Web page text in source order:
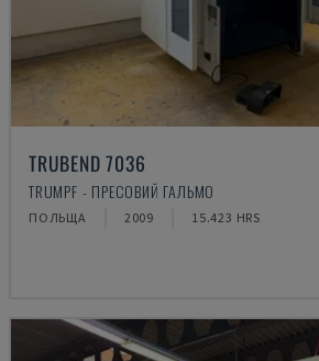
TRUBEND 7036
TRUMPF - ПРЕСОВИЙ ГАЛЬМО
ПОЛЬЩА 2009 15.423 HRS